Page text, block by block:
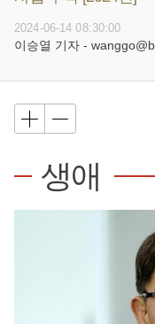
2024-06-14 08:30:00
이승열 기자 -
생애